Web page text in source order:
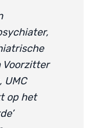
Voorzitter
UMC
op het